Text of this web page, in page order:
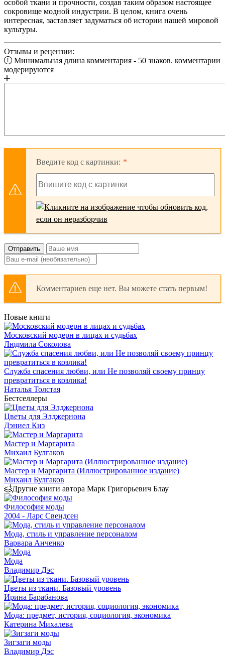
особой ткани и прочности, создав таким образом настоящее
сокровище модной индустрии. В целом, книга очень
интересная, заставляет задуматься об истории нашей мировой
культуры.
Отзывы и рецензии:
Минимальная длина комментария - 50 знаков. комментарии
модерируются
Введите код с картинки:
Отправить
Комментариев еще нет. Вы можете стать первым!
Новые книги
Московский модерн в лицах и судьбах
Людмила Соколова
Служба спасения любви, или Не позволяй своему принцу
превратиться в козлика!
Наталья Толстая
Бестселлеры
Цветы для Элджернона
Дэниел Киз
Мастер и Маргарита
Михаил Булгаков
Мастер и Маргарита (Иллюстрированное издание)
Михаил Булгаков
Другие книги автора Марк Григорьевич Блау
Философия моды
2004 - Ларс Свендсен
Мода, стиль и управление персоналом
Варвара Анченко
Мода
Владимир Дэс
Цветы из ткани. Базовый уровень
Ирина Барабанова
Мода: предмет, история, социология, экономика
Катерина Михалева
Зигзаги моды
Владимир Дэс